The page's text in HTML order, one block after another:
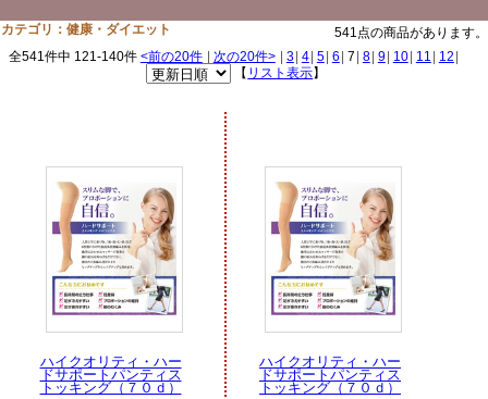
カテゴリ：健康・ダイエット
541点の商品があります。
全541件中 121-140件 <前の20件 次の20件> 3 4 5 6 7 8 9 10 11 12
【 リスト表示】
ハイクオリティ・ハー
ドサポートパンティス
トッキング（７０ｄ）
ハイクオリティ・ハー
ドサポートパンティス
トッキング（７０ｄ）